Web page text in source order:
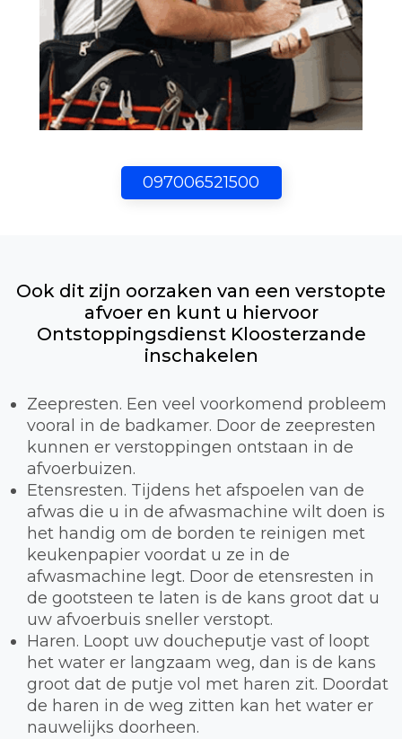
097006521500
Ook dit zijn oorzaken van een verstopte
afvoer en kunt u hiervoor
Ontstoppingsdienst Kloosterzande
inschakelen
Zeepresten. Een veel voorkomend probleem
vooral in de badkamer. Door de zeepresten
kunnen er verstoppingen ontstaan in de
afvoerbuizen.
Etensresten. Tijdens het afspoelen van de
afwas die u in de afwasmachine wilt doen is
het handig om de borden te reinigen met
keukenpapier voordat u ze in de
afwasmachine legt. Door de etensresten in
de gootsteen te laten is de kans groot dat u
uw afvoerbuis sneller verstopt.
Haren. Loopt uw doucheputje vast of loopt
het water er langzaam weg, dan is de kans
groot dat de putje vol met haren zit. Doordat
de haren in de weg zitten kan het water er
nauwelijks doorheen.